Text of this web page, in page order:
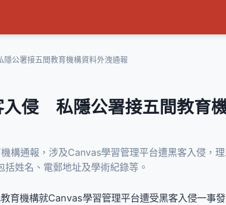
公署接五間教育機構資料外洩通報
侵 私隱公署接五間教育
構通報，涉及Canvas學習管理平台遭黑客入侵，
姓名、電郵地址及學術紀錄等。
育機構就Canvas學習管理平台遭受黑客入侵一事